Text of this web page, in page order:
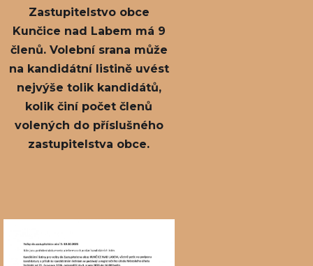
Zastupitelstvo obce
Kunčice nad Labem má 9
členů. Volební srana může
na kandidátní listině uvést
nejvýše tolik kandidátů,
kolik činí počet členů
volených do příslušného
zastupitelstva obce.